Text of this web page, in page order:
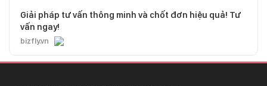
Giải pháp tư vấn thông minh và chốt đơn hiệu quả! Tư
vấn ngay!
bizfly.vn